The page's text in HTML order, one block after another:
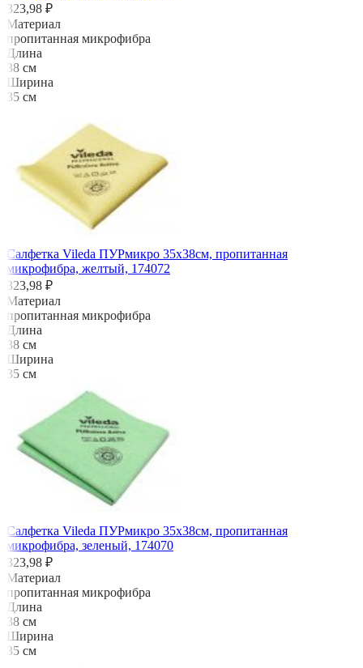
323,98 ₽
Материал
пропитанная микрофибра
Длина
38 см
Ширина
35 см
Салфетка Vileda ПУРмикро 35х38см, пропитанная
микрофибра, желтый, 174072
323,98 ₽
Материал
пропитанная микрофибра
Длина
38 см
Ширина
35 см
Салфетка Vileda ПУРмикро 35х38см, пропитанная
микрофибра, зеленый, 174070
323,98 ₽
Материал
пропитанная микрофибра
Длина
38 см
Ширина
35 см